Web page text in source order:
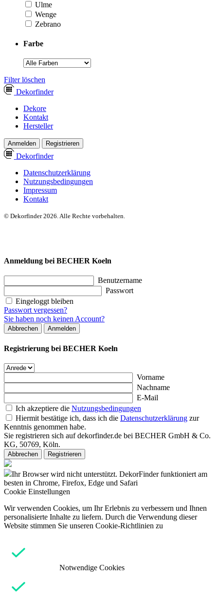
Ulme
Wenge
Zebrano
Farbe
­Filter löschen
Dekorfinder
Dekore
Kontakt
Hersteller
Anmelden Registrieren
Dekorfinder
Datenschutzerklärung
Nutzungsbedingungen
Impressum
Kontakt
© Dekorfinder 2026. Alle Rechte vorbehalten.
Anmeldung bei BECHER Koeln
Benutzername
Passwort
Eingeloggt bleiben
Passwort vergessen?
Sie haben noch keinen Account?
Abbrechen Anmelden
Registrierung bei BECHER Koeln
Vorname
Nachname
E-Mail
Ich akzeptiere die Nutzungsbedingungen
Hiermit bestätige ich, dass ich die Datenschutzerklärung zur
Kenntnis genommen habe.
Sie registrieren sich auf dekorfinder.de bei BECHER GmbH & Co.
KG, 50769, Köln.
Abbrechen Registrieren
Ihr Browser wird nicht unterstützt. DekorFinder funktioniert am
besten in Chrome, Firefox, Edge und Safari
Cookie Einstellungen
Wir verwenden Cookies, um Ihr Erlebnis zu verbessern und Ihnen
personalisierte Inhalte zu liefern. Durch die Verwendung dieser
Website stimmen Sie unseren Cookie-Richtlinien zu
Notwendige Cookies